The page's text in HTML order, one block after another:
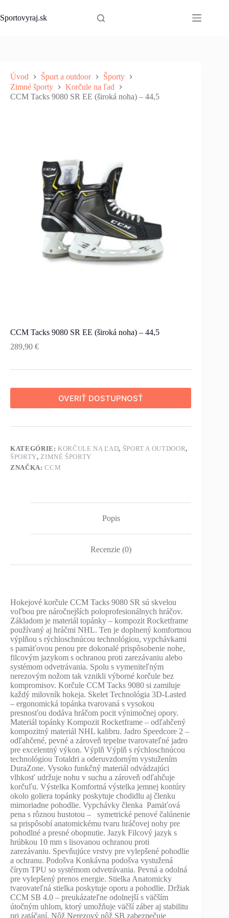
to
content
Sportovyraj.sk
Úvod Šport a outdoor
Športy
Zimné športy
Korčule na ľad
CCM Tacks 9080 SR EE (široká noha) – 44,5
CCM Tacks 9080 SR EE (široká noha) – 44,5
289,90 €
OVERIŤ DOSTUPNOSŤ
KATEGÓRIE:KORČULE NA ĽAD, ŠPORT A OUTDOOR,
ŠPORTY,ZIMNÉ ŠPORTY
ZNAČKA:CCM
Popis
Recenzie (0)
Hokejové korčule CCM Tacks 9080 SR sú skvelou
voľbou pre náročnejších poloprofesionálnych hráčov.
Základom je materiál topánky – kompozit Rocketframe
používaný aj hráčmi NHL. Ten je doplnený komfortnou
výplňou s rýchloschnúcou technológiou, vypchávkami
s pamäťovou penou pre dokonalé prispôsobenie nohe,
filcovým jazykom s ochranou proti zarezávaniu alebo
systémom odvetrávania. Spolu s vymeniteľným
nerezovým nožom tak vznikli výborné korčule bez
kompromisov. Korčule CCM Tacks 9080 si zamiluje
každý milovník hokeja. Skelet Technológia 3D-Lasted
– ergonomická topánka tvarovaná s vysokou
presnosťou dodáva hráčom pocit výnimočnej opory.
Materiál topánky Kompozit Rocketframe – odľahčený
kompozitný materiál NHL kalibru. Jadro Speedcore 2 –
odľahčené, pevné a zároveň tepelne tvarovateľné jadro
pre excelentný výkon. Výplň Výplň s rýchloschnúcou
technológiou Totaldri a oderuvzdorným vystužením
DuraZone. Vysoko funkčný materiál odvádzajúci
vlhkosť udržuje nohu v suchu a zároveň odľahčuje
korčuľu. Výstelka Komfortná výstelka jemnej kontúry
okolo goliera topánky poskytuje chodidlu aj členku
mimoriadne pohodlie. Vypchávky členka Pamäťová
pena s rôznou hustotou – symetrické penové čalúnenie
sa prispôsobí anatomickému tvaru hráčovej nohy pre
pohodlné a presné obopnutie. Jazyk Filcový jazyk s
hrúbkou 10 mm s lisovanou ochranou proti
zarezávaniu. Spevňujúce vrstvy pre vylepšené pohodlie
a ochranu. Podošva Konkávna podošva vystužená
čírym TPU so systémom odvetrávania. Pevná a odolná
pre vylepšený prenos energie. Stielka Anatomicky
tvarovateľná stielka poskytuje oporu a pohodlie. Držiak
CCM SB 4.0 – preukázateľne odolnejší s väčším
útočným uhlom, ktorý umožňuje väčší záber aj stabilitu
pri zatáčaní. Nôž Nerezový nôž SB zabezpečuje